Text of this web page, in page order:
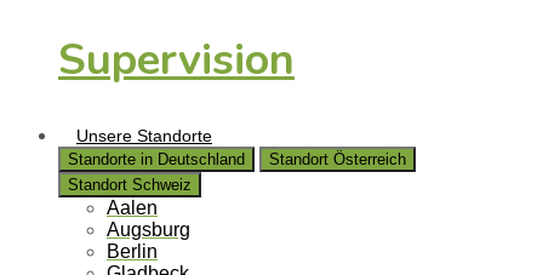
Supervision
Unsere Standorte
Standorte in Deutschland
Standort Österreich
Standort Schweiz
Aalen
Augsburg
Berlin